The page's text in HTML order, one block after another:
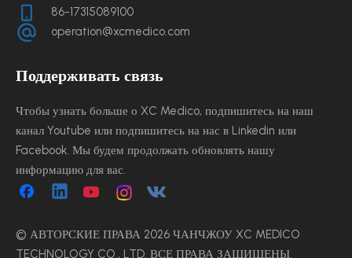
86-17315089100
operation@xcmedico.com
Поддерживать связь
Чтобы узнать больше о XC Medico, подпишитесь на наш
канал Youtube или подпишитесь на нас в Linkedin или
Facebook. Мы будем продолжать обновлять нашу
информацию для вас.
© АВТОРСКИЕ ПРАВА 2026 ЧАНЧЖОУ XC MEDICO
TECHNOLOGY CO., LTD. ВСЕ ПРАВА ЗАЩИЩЕНЫ.